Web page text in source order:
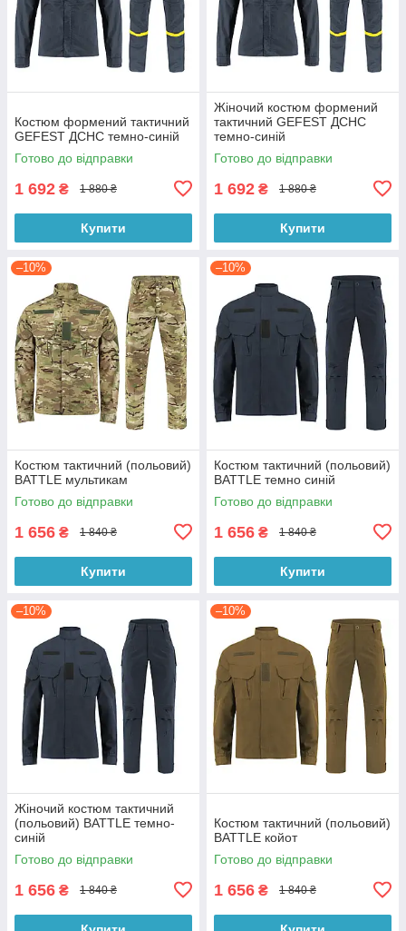
Костюм формений тактичний
GEFEST ДСНС темно-синій
Готово до відправки
1 692 ₴ 1 880 ₴
Купити
Жіночий костюм формений
тактичний GEFEST ДСНС
темно-синій
Готово до відправки
1 692 ₴ 1 880 ₴
Купити
–10%
Костюм тактичний (польовий)
BATTLE мультикам
Готово до відправки
1 656 ₴ 1 840 ₴
Купити
–10%
Костюм тактичний (польовий)
BATTLE темно синій
Готово до відправки
1 656 ₴ 1 840 ₴
Купити
–10%
Жіночий костюм тактичний
(польовий) BATTLE темно-
синій
Готово до відправки
1 656 ₴ 1 840 ₴
–10%
Костюм тактичний (польовий)
BATTLE койот
Готово до відправки
1 656 ₴ 1 840 ₴